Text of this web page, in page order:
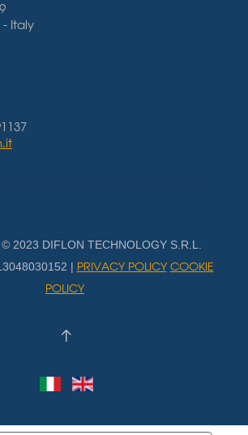
- Italy
2023 DIFLON TECHNOLOGY S.R.L.
| PRIVACY POLICY COOKIE
POLICY